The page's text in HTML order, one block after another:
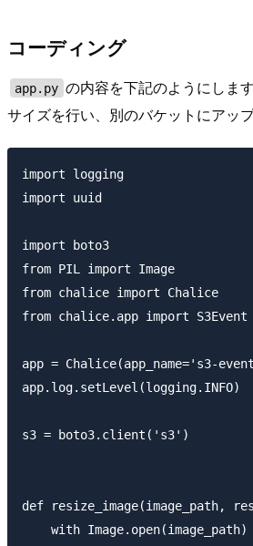
コーディング
app.py の内容を下記のようにしま
サイズを行い、別のバケットにアッ
import logging
import uuid
import boto3
from PIL import Image
from chalice import Chalice
from chalice.app import S3Event
app = Chalice(app_name='s3-
app.log.setLevel(logging.INFO)
s3 = boto3.client('s3')
def resize_image(image_path,
with Image.open(image_path)